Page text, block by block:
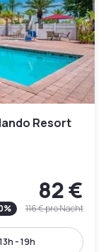
Resort
82 €
% 116 €pro Nacht
13h - 19h